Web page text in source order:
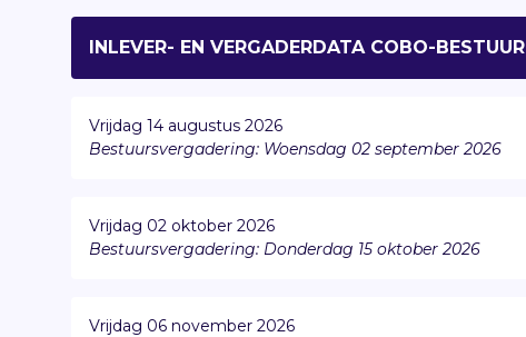
INLEVER- EN VERGADERDATA COBO-BESTUUR
Vrijdag 14 augustus 2026
Bestuursvergadering: Woensdag 02 september 2026
Vrijdag 02 oktober 2026
Bestuursvergadering: Donderdag 15 oktober 2026
Vrijdag 06 november 2026